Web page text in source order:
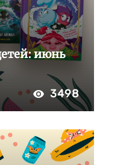
июнь
3498